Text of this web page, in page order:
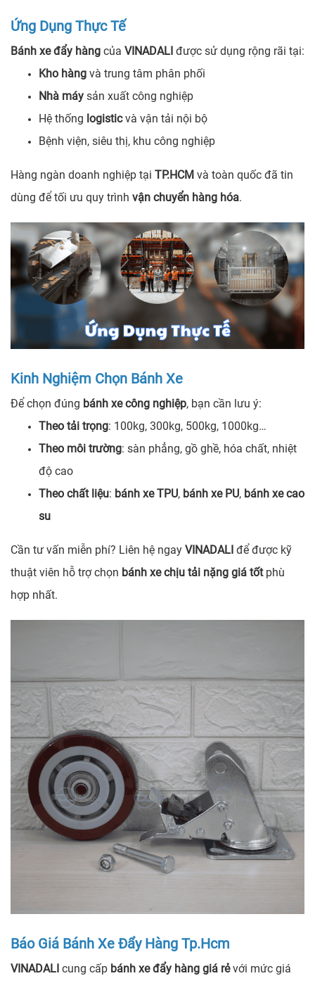
Ứng Dụng Thực Tế
Bánh xe đẩy hàng của VINADALI được sử dụng rộng rãi tại:
Kho hàng và trung tâm phân phối
Nhà máy sản xuất công nghiệp
Hệ thống logisticvà vận tải nội bộ
Bệnh viện, siêu thị, khu công nghiệp
Hàng ngàn doanh nghiệp tại TP.HCM và toàn quốc đã tin
dùng để tối ưu quy trình vận chuyển hàng hóa.
Kinh Nghiệm Chọn Bánh Xe
Để chọn đúng bánh xe công nghiệp, bạn cần lưu ý:
Theo tải trọng: 100kg, 300kg, 500kg, 1000kg…
Theo môi trường: sàn phẳng, gồ ghề, hóa chất, nhiệt
độ cao
Theo chất liệu: bánh xe TPU, bánh xe PU, bánh xe cao
su
Cần tư vấn miễn phí? Liên hệ ngay VINADALI để được kỹ
thuật viên hỗ trợ chọn bánh xe chịu tải nặng giá tốtphù
hợp nhất.
Báo Giá Bánh Xe Đẩy Hàng Tp.Hcm
VINADALI cung cấp bánh xe đẩy hàng giá rẻvới mức giá